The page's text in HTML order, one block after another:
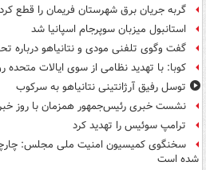
گربه جریان برق شهرستان فریمان را قطع کرد
استانبول میزبان سوپرجام اسپانیا شد
گفت وگوی تلفنی مودی و نتانیاهو درباره
کوبا: با تهدید نظامی از سوی ایالات متحده
توسل رفیق آرژانتینی نتانیاهو به سرکوب
نشست خبری رئیس‌جمهور همزمان با روز
ترامپ سوئیس را تهدید کرد
سخنگوی کمیسیون امنیت ملی مجلس:
شده است